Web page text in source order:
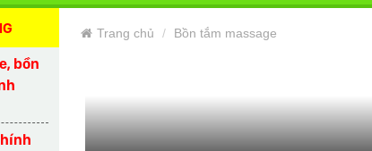
bồn
Trang chủ Bồn tắm massage